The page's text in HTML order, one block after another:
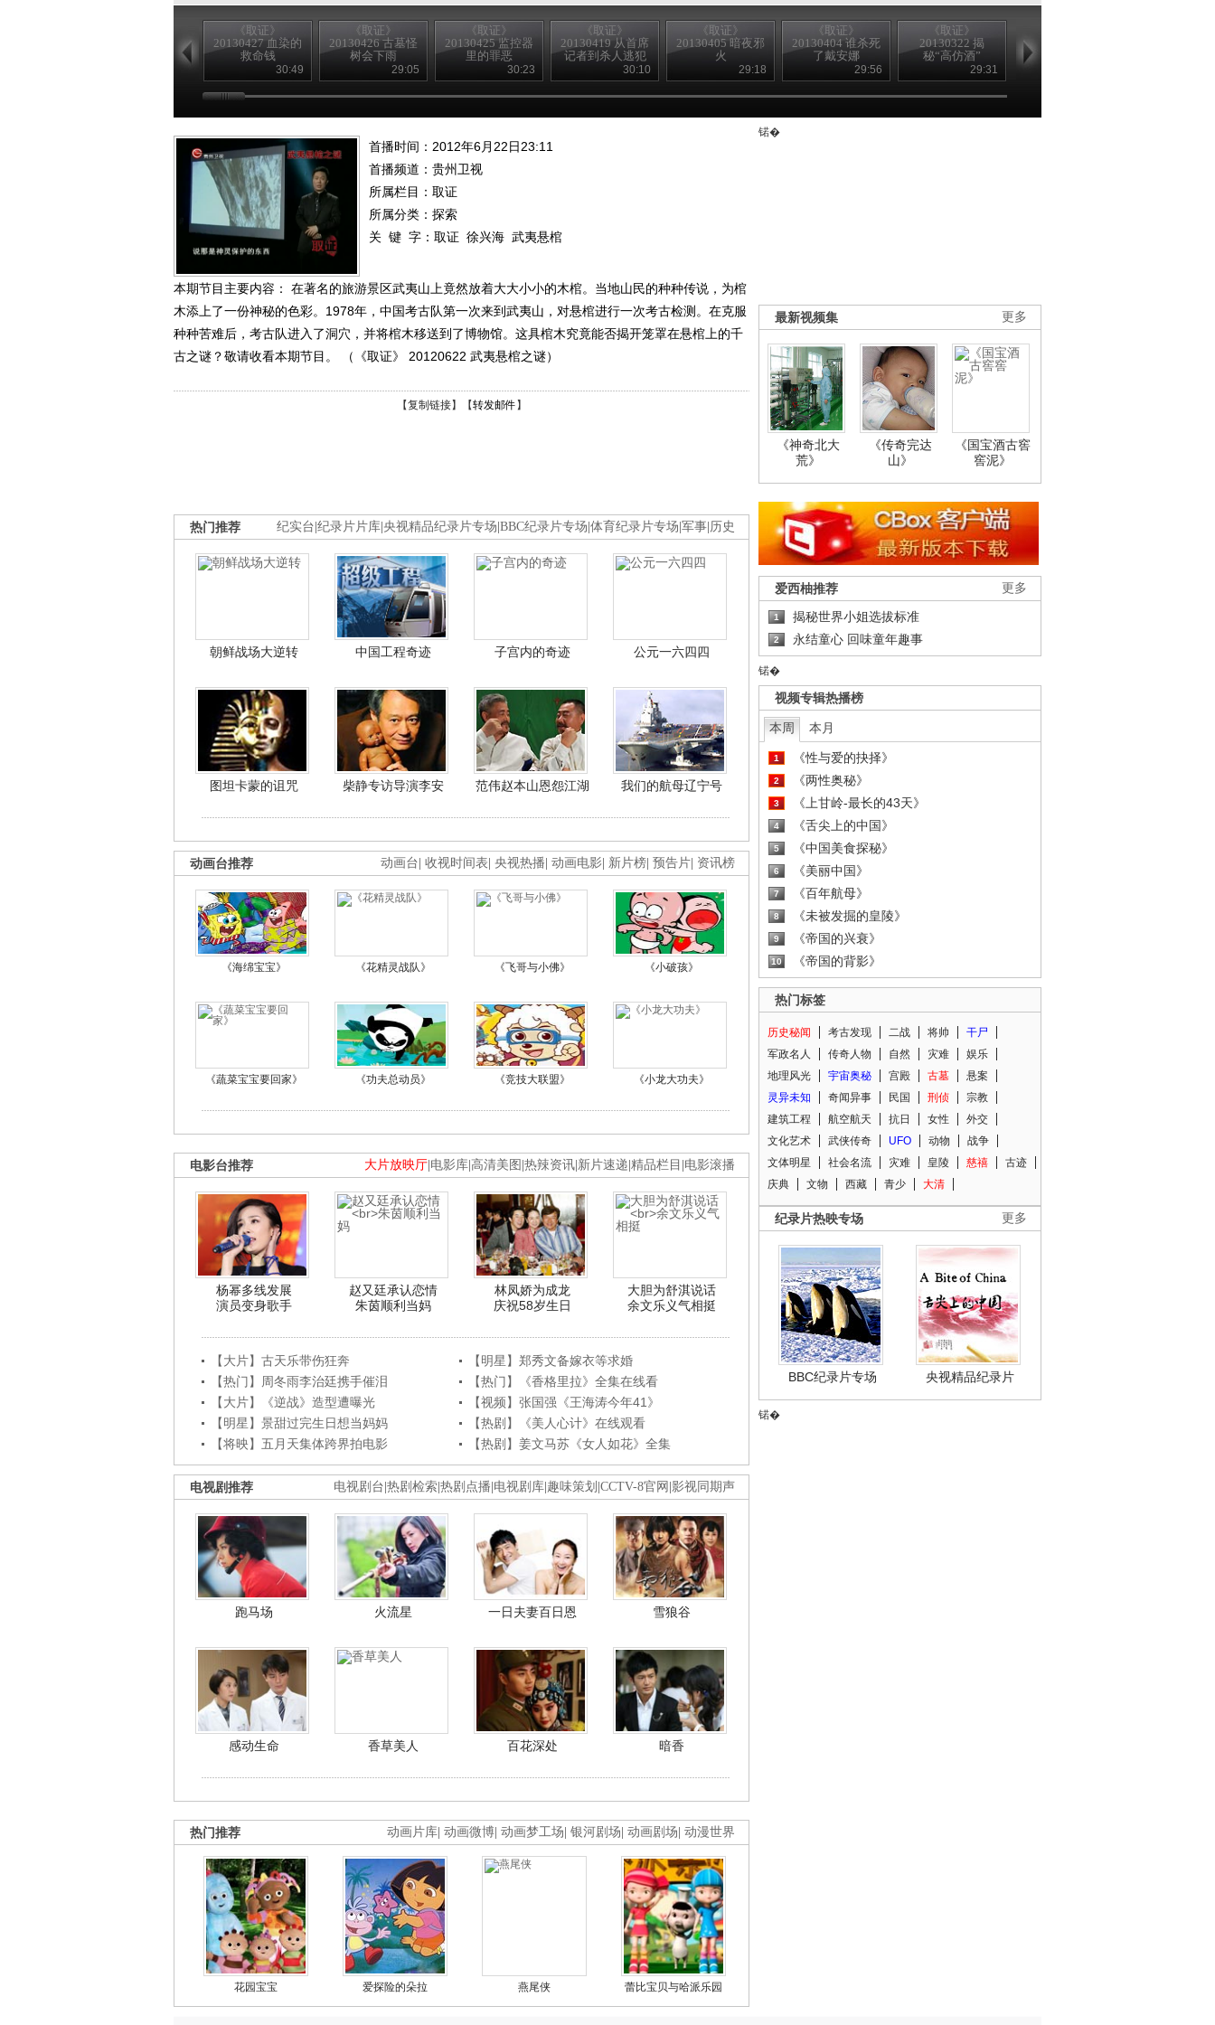
《取证》
20130427 血染的
救命钱
30:49
《取证》
20130426 古墓怪
树会下雨
29:05
《取证》
20130425 监控器
里的罪恶
30:23
《取证》
20130419 从首席
记者到杀人逃犯
30:10
《取证》
20130405 暗夜邪
火
29:18
《取证》
20130404 谁杀死
了戴安娜
29:56
《取证》
20130322 揭
秘“高仿酒”
29:31
肉”怎样人造的？
首播时间：2012年6月22日23:11
首播频道： 贵州卫视
所属栏目： 取证
所属分类：探索
关 键 字： 取证 徐兴海 武夷悬棺
本期节目主要内容： 在著名的旅游景区武夷山上竟然放着大大小小的木棺。当地山民的种种传说，为棺
木添上了一份神秘的色彩。1978年，中国考古队第一次来到武夷山，对悬棺进行一次考古检测。在克服
种种苦难后，考古队进入了洞穴，并将棺木移送到了博物馆。这具棺木究竟能否揭开笼罩在悬棺上的千
古之谜？敬请收看本期节目。 （《取证》 20120622 武夷悬棺之谜）
【复制链接】【转发邮件 】
纪实台 纪录片片库 央视精品纪录片专场 BBC纪录片专场 体育纪录片专场 军事 历史
热门推荐
朝鲜战场大逆转 中国工程奇迹 子宫内的奇迹 公元一六四四
图坦卡蒙的诅咒 柴静专访导演李安 范伟赵本山恩怨江湖 我们的航母辽宁号
动画台 收视时间表 央视热播 动画电影 新片榜 预告片 资讯榜
动画台推荐
《海绵宝宝》 《花精灵战队》 《飞哥与小佛》 《小破孩》
《蔬菜宝宝要回家》 《功夫总动员》 《竞技大联盟》 《小龙大功夫》
大片放映厅 电影库 高清美图 热辣资讯 新片速递 精品栏目 电影滚播
电影台推荐
杨幂多线发展
演员变身歌手
赵又廷承认恋情
朱茵顺利当妈
林凤娇为成龙
庆祝58岁生日
大胆为舒淇说话
余文乐义气相挺
【大片】古天乐带伤狂奔
【明星】郑秀文备嫁衣等求婚
【热门】周冬雨李治廷携手催泪
【热门】《香格里拉》全集在线看
【大片】《逆战》造型遭曝光
【视频】张国强《王海涛今年41》
【明星】景甜过完生日想当妈妈
【热剧】《美人心计》在线观看
【将映】五月天集体跨界拍电影
【热剧】姜文马苏《女人如花》全集
电视剧台 热剧检索 热剧点播 电视剧库 趣味策划 CCTV-8官网 影视同期声
电视剧推荐
跑马场 火流星 一日夫妻百日恩 雪狼谷
感动生命 香草美人 百花深处 暗香
动画片库 动画微博 动画梦工场 银河剧场 动画剧场 动漫世界
热门推荐
花园宝宝 爱探险的朵拉 燕尾侠 蕾比宝贝与哈派乐园
锘�
更多
最新视频集
《神奇北大
荒》
《传奇完达
山》
《国宝酒古窖
窖泥》
更多
爱西柚推荐
1 揭秘世界小姐选拔标准
2 永结童心 回味童年趣事
锘�
视频专辑热播榜
本周 本月
1 《性与爱的抉择》
2 《两性奥秘》
3 《上甘岭-最长的43天》
4 《舌尖上的中国》
5 《中国美食探秘》
6 《美丽中国》
7 《百年航母》
8 《未被发掘的皇陵》
9 《帝国的兴衰》
10 《帝国的背影》
热门标签
历史秘闻 考古发现 二战 将帅
干尸
军政名人
传奇人物 自然 灾难
娱乐
地理风光
宇宙奥秘 宫殿 古墓
悬案
灵异未知
奇闻异事 民国 刑侦
宗教
建筑工程
航空航天 抗日 女性
外交
文化艺术
武侠传奇 UFO 动物
战争
文体明星
社会名流 灾难 皇陵 慈禧
古迹
庆典
文物 西藏 青少 大清
更多
纪录片热映专场
BBC纪录片专场 央视精品纪录片
锘�